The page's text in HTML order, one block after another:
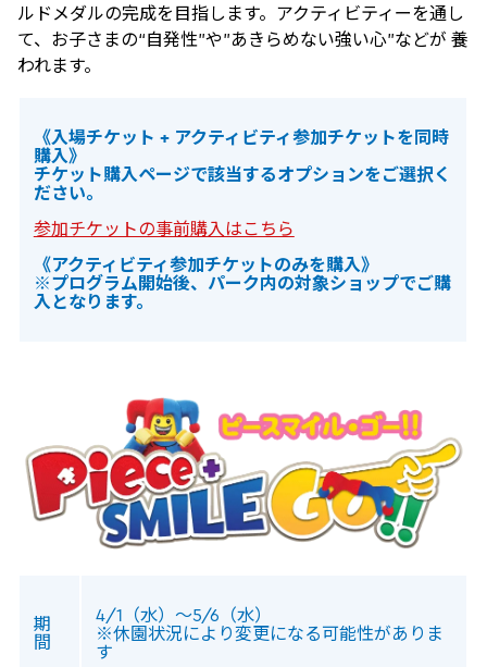
ルドメダルの完成を目指します。アクティビティーを通し
て、お子さまの“自発性”や”あきらめない強い心”などが 養
われます。
《入場チケット + アクティビティ参加チケットを同時
購入》
チケット購入ページで該当するオプションをご選択く
ださい。
参加チケットの事前購入はこちら
《アクティビティ参加チケットのみを購入》
※プログラム開始後、パーク内の対象ショップでご購
入となります。
期
間
4/1（水）～5/6（水）
※休園状況により変更になる可能性がありま
す